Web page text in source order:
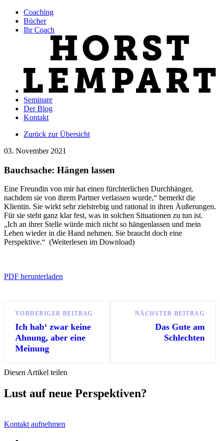
Coaching
Bücher
Ihr Coach
Seminare
Der Blog
Kontakt
Zurück zur Übersicht
03. November 2021
Bauchsache: Hängen lassen
Eine Freundin von mir hat einen fürchterlichen Durchhänger,
nachdem sie von ihrem Partner verlassen wurde,“ bemerkt die
Klientin. Sie wirkt sehr zielstrebig und rational in ihren Äußerungen.
Für sie steht ganz klar fest, was in solchen Situationen zu tun ist.
„Ich an ihrer Stelle würde mich nicht so hängenlassen und mein
Leben wieder in die Hand nehmen. Sie braucht doch eine
Perspektive.“ (Weiterlesen im Download)
PDF herunterladen
VORHERIGER BEITRAG
Ich hab‘ zwar keine
Ahnung, aber eine
Meinung
NÄCHSTER BEITRAG
Das Gute am
Schlechten
Diesen Artikel teilen
Lust auf neue Perspektiven?
Kontakt aufnehmen